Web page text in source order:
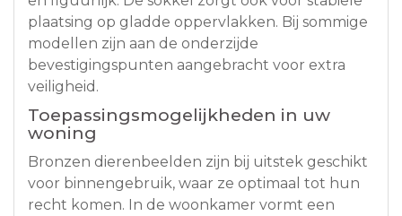
plaatsing op gladde oppervlakken. Bij sommige
modellen zijn aan de onderzijde
bevestigingspunten aangebracht voor extra
veiligheid.
Toepassingsmogelijkheden in uw
woning
Bronzen dierenbeelden zijn bij uitstek geschikt
voor binnengebruik, waar ze optimaal tot hun
recht komen. In de woonkamer vormt een